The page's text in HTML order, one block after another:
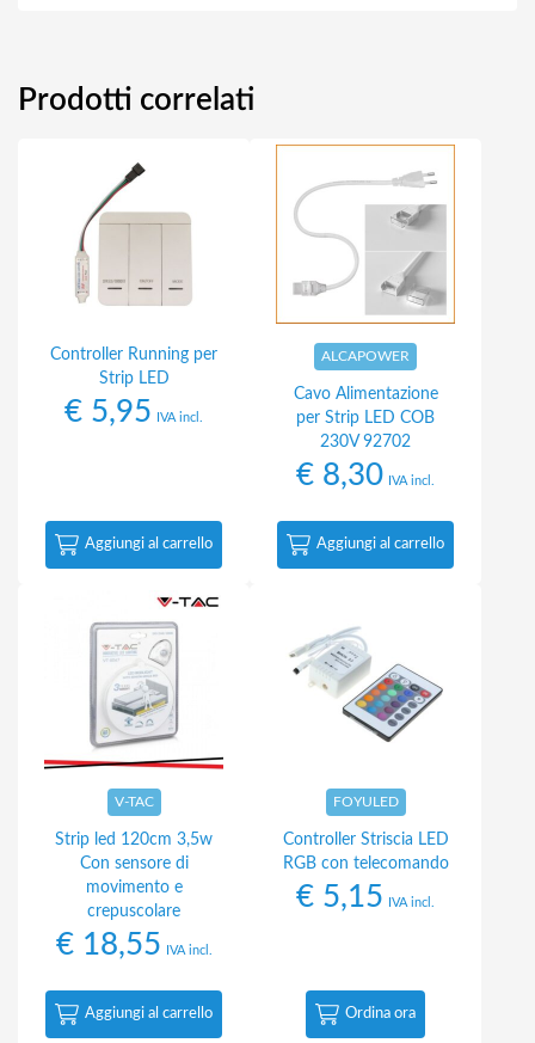
Prodotti correlati
Controller Running per
Strip LED
€ 5,95 IVA incl.
Aggiungi al carrello
ALCAPOWER
Cavo Alimentazione
per Strip LED COB
230V 92702
€ 8,30 IVA incl.
Aggiungi al carrello
V-TAC
Strip led 120cm 3,5w
Con sensore di
movimento e
crepuscolare
€18,55 IVA incl.
Aggiungi al carrello
FOYULED
Controller Striscia LED
RGB con telecomando
€ 5,15 IVA incl.
Ordina ora